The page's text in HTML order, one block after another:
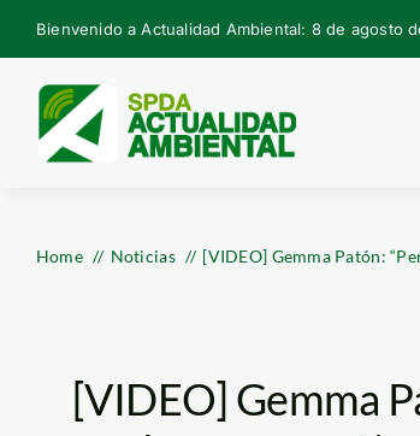
Skip
to
content
Bienvenido a Actualidad Ambiental: 8 de agosto
Home Noticias [VIDEO] Gemma Patón:
[VIDEO] Gemma